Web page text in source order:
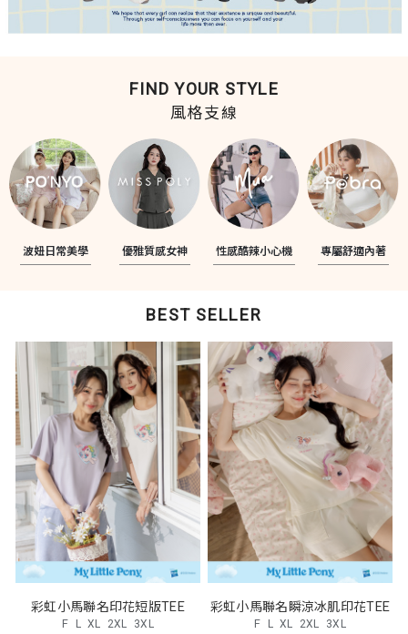
FIND YOUR STYLE
風格支線
波妞日常美學 優雅質感女神 性感酷辣小心機 專屬舒適內著
BEST SELLER
彩虹小馬聯名印花短版TEE
F L XL 2XL 3XL
彩虹小馬聯名瞬涼冰肌印花TEE
F L XL 2XL 3XL